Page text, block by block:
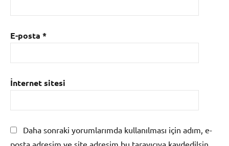
E-posta *
İnternet sitesi
Daha sonraki yorumlarımda kullanılması için adım, e-
posta adresim ve site adresim bu tarayıcıya kaydedilsin.